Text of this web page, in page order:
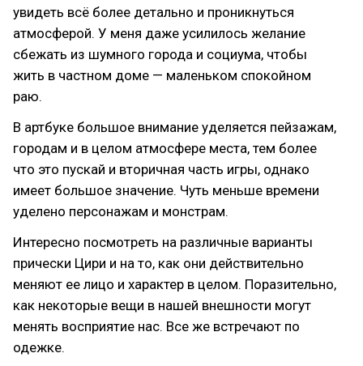
увидеть всё более детально и проникнуться
атмосферой. У меня даже усилилось желание
сбежать из шумного города и социума, чтобы
жить в частном доме — маленьком спокойном
раю.
В артбуке большое внимание уделяется пейзажам,
городам и в целом атмосфере места, тем более
что это пускай и вторичная часть игры, однако
имеет большое значение. Чуть меньше времени
уделено персонажам и монстрам.
Интересно посмотреть на различные варианты
прически Цири и на то, как они действительно
меняют ее лицо и характер в целом. Поразительно,
как некоторые вещи в нашей внешности могут
менять восприятие нас. Все же встречают по
одежке.